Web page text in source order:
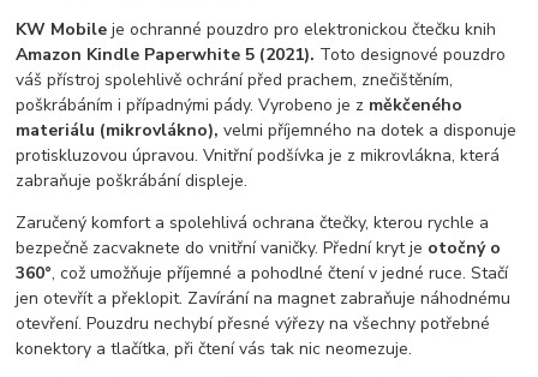
KW Mobile je ochranné pouzdro pro elektronickou čtečku knih
Amazon Kindle Paperwhite 5 (2021). Toto designové pouzdro
váš přístroj spolehlivě ochrání před prachem, znečištěním,
poškrábáním i případnými pády. Vyrobeno je z měkčeného
materiálu (mikrovlákno), velmi příjemného na dotek a disponuje
protiskluzovou úpravou. Vnitřní podšívka je z mikrovlákna, která
zabraňuje poškrábání displeje.
Zaručený komfort a spolehlivá ochrana čtečky, kterou rychle a
bezpečně zacvaknete do vnitřní vaničky. Přední kryt je otočný o
360°, což umožňuje příjemné a pohodlné čtení v jedné ruce. Stačí
jen otevřít a překlopit. Zavírání na magnet zabraňuje náhodnému
otevření. Pouzdru nechybí přesné výřezy na všechny potřebné
konektory a tlačítka, při čtení vás tak nic neomezuje.